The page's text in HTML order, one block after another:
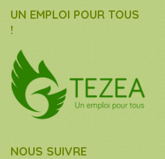
UN EMPLOI POUR TOUS
!
NOUS SUIVRE